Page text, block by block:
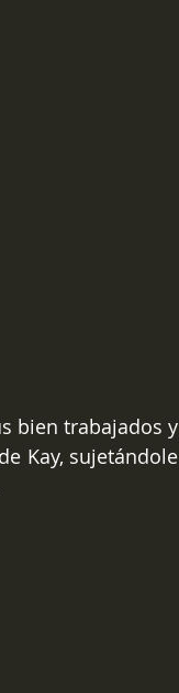
bien trabajados y
Kay, sujetándole